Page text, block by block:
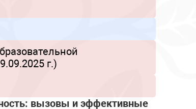
г.)
вызовы и эффективные